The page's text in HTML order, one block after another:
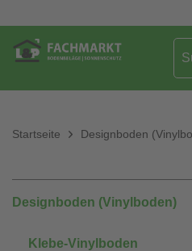
Startseite Designboden
Designboden (Vinylboden)
Klebe-Vinylboden